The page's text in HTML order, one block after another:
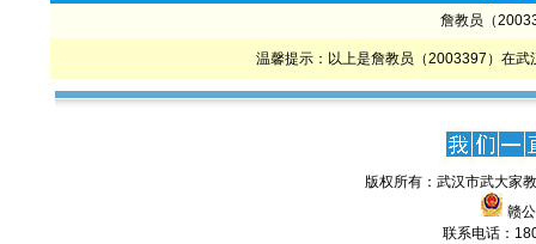
詹教员（
温馨提示：以上是詹教员（2003397）在
版权所有：武汉市武大家
赣
联系电话：